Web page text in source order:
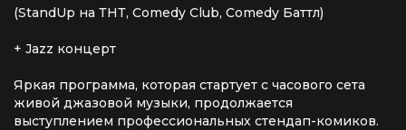
(StandUp на ТНТ, Comedy Club, Comedy Баттл)
+ Jazz концерт
Яркая программа, которая стартует с часового сета
живой джазовой музыки, продолжается
выступлением профессиональных стендап-комиков.